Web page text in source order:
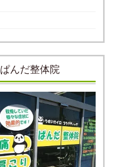
ぱんだ整体院